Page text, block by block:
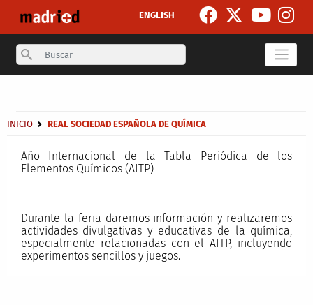
ENGLISH
Search
Sobrescribir enlaces de ayuda a la navegación
INICIO REAL SOCIEDAD ESPAÑOLA DE QUÍMICA
Año Internacional de la Tabla Periódica de los
Elementos Químicos (AITP)
Durante la feria daremos información y realizaremos
actividades divulgativas y educativas de la química,
especialmente relacionadas con el AITP, incluyendo
experimentos sencillos y juegos.